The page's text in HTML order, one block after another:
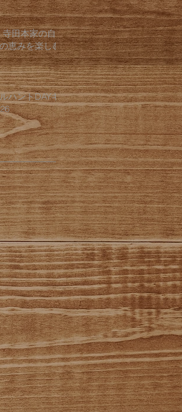
寺田本家の自
恵みを楽しむ
ハントDAYキ
の記事
の記事
の記事
の記事
の記事
件の記事
の記事
の記事
の記事
の記事
の記事
件の記事
件の記事
件の記事
の記事
の記事
の記事
の記事
の記事